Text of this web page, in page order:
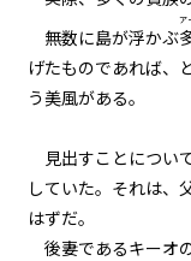
無数に島が浮かぶ
ア
げたものであれば、
う美風がある。
見出すことについ
していた。それは、
はずだ。
後妻であるキーオ